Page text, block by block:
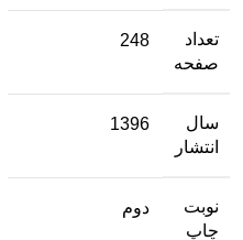
تعداد
صفحه
248
سال
انتشار
1396
نوبت
چاپ
دوم